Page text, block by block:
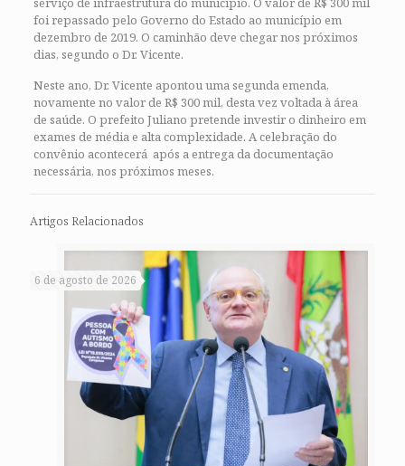
foi repassado pelo Governo do Estado ao município em
dezembro de 2019. O caminhão deve chegar nos próximos
dias, segundo o Dr. Vicente.
Neste ano, Dr. Vicente apontou uma segunda emenda,
novamente no valor de R$ 300 mil, desta vez voltada à área
de saúde. O prefeito Juliano pretende investir o dinheiro em
exames de média e alta complexidade. A celebração do
convênio acontecerá após a entrega da documentação
necessária, nos próximos meses.
Artigos Relacionados
6 de agosto de 2026